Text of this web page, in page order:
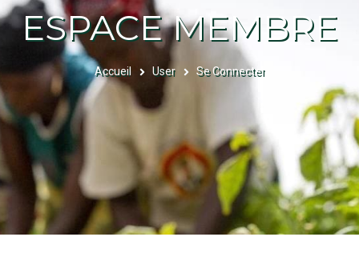
ESPACE MEMBRE
FIL
D'ARIANE
Accueil User Se Connecter